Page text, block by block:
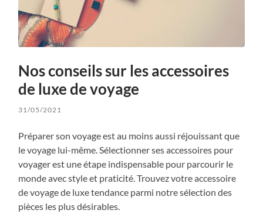
Nos conseils sur les accessoires
de luxe de voyage
31/05/2021
Préparer son voyage est au moins aussi réjouissant que
le voyage lui-même. Sélectionner ses accessoires pour
voyager est une étape indispensable pour parcourir le
monde avec style et praticité. Trouvez votre accessoire
de voyage de luxe tendance parmi notre sélection des
pièces les plus désirables.